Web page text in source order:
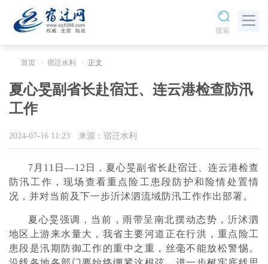
搜索
首页 宿迁水利 正文
夏心旻副省长赴宿迁、连云港检查防汛
工作
2024-07-16 11:23 来源：宿迁水利
7月11日—12日，夏心旻副省长赴宿迁、连云港检查
防汛工作，现场查看重点险工患段防护和险情处置情
况，并对当前及下一步沂沭泗流域防汛工作作出部署。
夏心旻强调，当前，雨带呈南北摆动态势，沂沭泗
地区上游来水量大，我省主要河道正在行洪，重点险工
患段是汛期防御工作的重中之重，丝毫不能放松警惕。